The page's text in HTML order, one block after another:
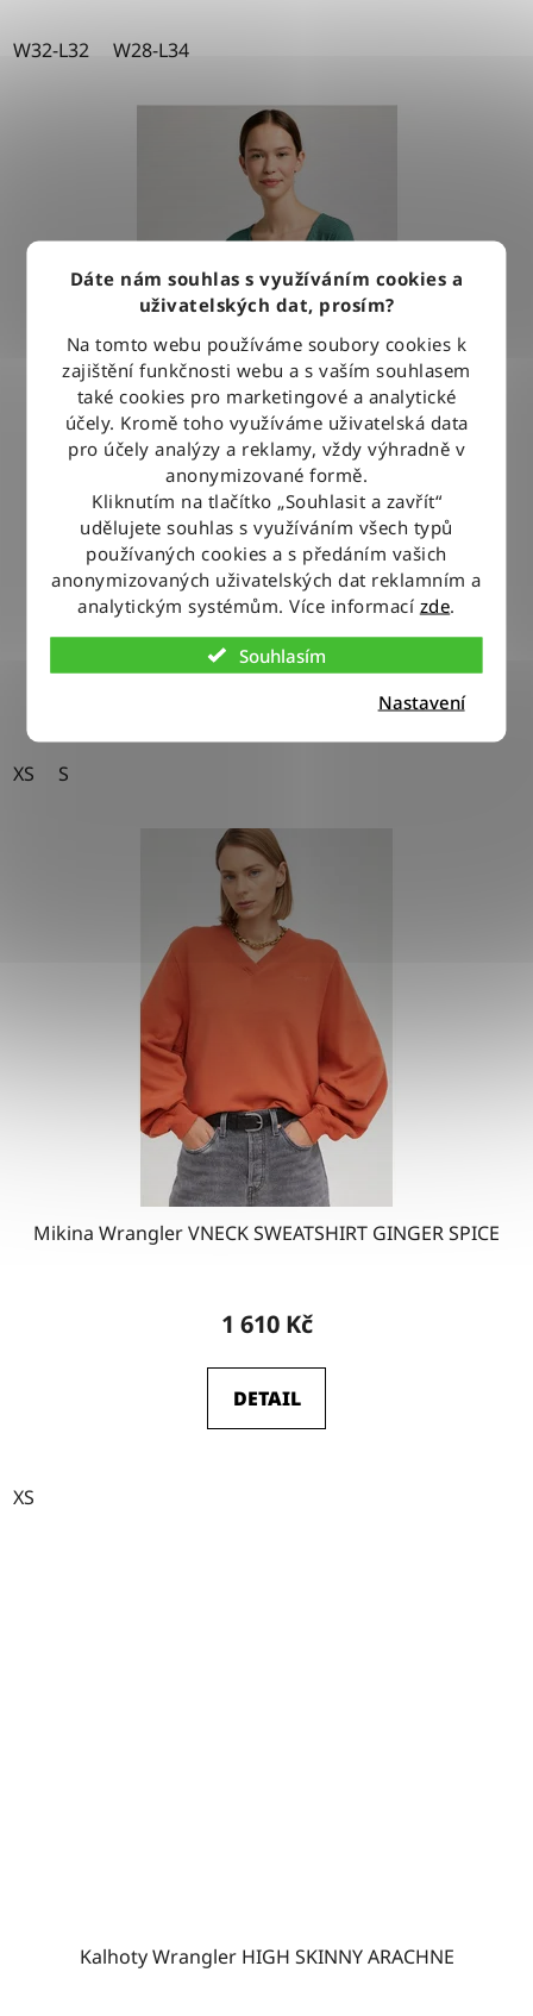
Dáte nám souhlas s využíváním cookies a
uživatelských dat, prosím?
Na tomto webu používáme soubory cookies k
zajištění funkčnosti webu a s vaším souhlasem
také cookies pro marketingové a analytické
účely. Kromě toho využíváme uživatelská data
pro účely analýzy a reklamy, vždy výhradně v
anonymizované formě.
Kliknutím na tlačítko „Souhlasit a zavřít“
udělujete souhlas s využíváním všech typů
používaných cookies a s předáním vašich
anonymizovaných uživatelských dat reklamním a
analytickým systémům. Více informací zde.
Souhlasím
Nastavení
W32-L32 W28-L34
Tričko Lee HENLEY EVERGREEN
980 Kč
DETAIL
XS S
Mikina Wrangler VNECK SWEATSHIRT GINGER SPICE
1 610 Kč
DETAIL
XS
Kalhoty Wrangler HIGH SKINNY ARACHNE